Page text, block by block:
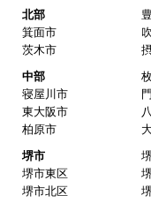
北部
箕面市
茨木市
中部
寝屋川市
東大阪市
柏原市
堺市
堺市東区
堺市北区